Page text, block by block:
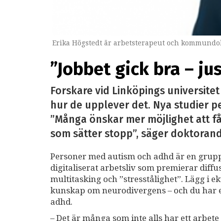
Erika Högstedt är arbetsterapeut och
”Jobbet gick bra –
Forskare vid Linköpings
hur de upplever det. Nya studier
”Många önskar mer möjlighet att
som sätter stopp”, säger
Personer med autism och adhd är en
digitaliserat arbetsliv som premierar
multitasking och ”stresstålighet”. Lägg i
kunskap om neurodivergens – och du
adhd.
– Det är många som inte alls har ett